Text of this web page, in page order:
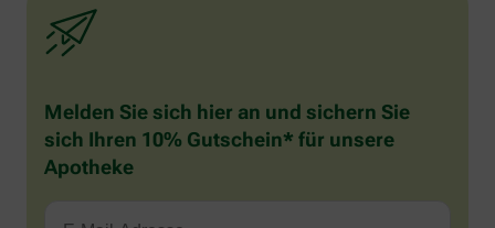
Melden Sie sich hier an und sichern Sie
sich Ihren 10% Gutschein* für unsere
Apotheke